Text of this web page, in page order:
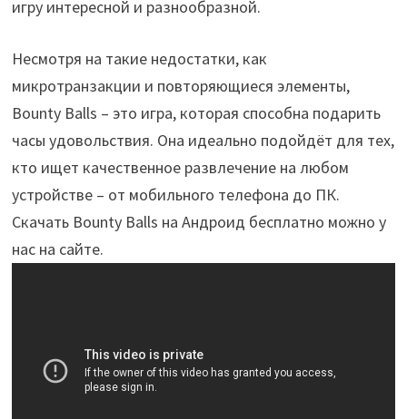
игру интересной и разнообразной.
Несмотря на такие недостатки, как
микротранзакции и повторяющиеся элементы,
Bounty Balls – это игра, которая способна подарить
часы удовольствия. Она идеально подойдёт для тех,
кто ищет качественное развлечение на любом
устройстве – от мобильного телефона до ПК.
Скачать Bounty Balls на Андроид бесплатно можно у
нас на сайте.